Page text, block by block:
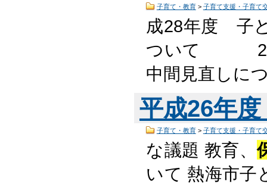
子育て・教育> 子育て支援・子育て
成28年度 子
ついて 2.
中間見直し
平成26年度
子育て・教育> 子育て支援・子育て
な議題 教育、
いて 熱海市子